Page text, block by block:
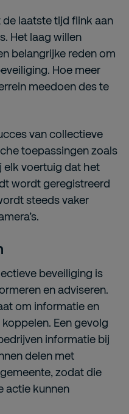
laatste tijd flink aan
Het laag willen
belangrijke reden om
Hoe meer
meedoen des te
van collectieve
toepassingen zoals
elk voertuig dat het
wordt geregistreerd
steeds vaker
beveiliging is
en adviseren.
om informatie en
Een gevolg
informatie bij
delen met
zodat die
actie kunnen